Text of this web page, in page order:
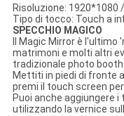
Risoluzione: 1920*1080
Tipo di tocco: Touch a
SPECCHIO MAGICO
Il Magic Mirror è
matrimoni e molti altri
tradizionale photo booth.
Mettiti in piedi di fronte
premi il touch screen
Puoi anche aggiungere
utilizzando la vernice